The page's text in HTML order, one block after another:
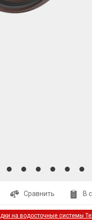
Сравнить В
на водосточные системы